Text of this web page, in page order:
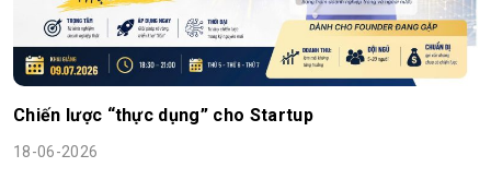
Chiến lược “thực dụng” cho Startup
18-06-2026